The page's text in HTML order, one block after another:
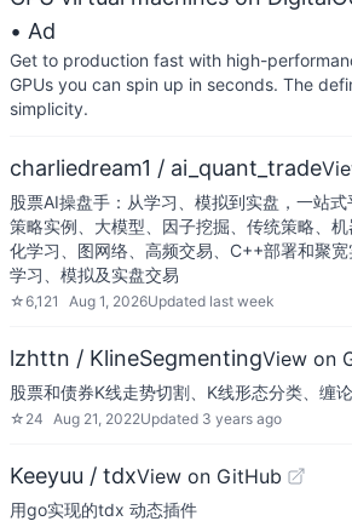
• Ad
Get to production fast with high-
GPUs you can spin up in seconds. The
simplicity.
charliedream1 / ai_quant_trade
股票AI操盘手：从学习、模拟到实盘，一站式
策略实例、大模型、因子挖掘、传统策略、
化学习、图网络、高频交易、C++部署和聚
学习、模拟及实盘交易
☆6,121 Aug 1, 2026Updated last week
lzhttn / KlineSegmentingView on
股票和债券K线走势切割、K线形态分类、缠
☆ 24 Aug 21, 2022Updated 3 years ago
Keeyuu / tdxView on GitHub
用go实现的tdx 动态插件